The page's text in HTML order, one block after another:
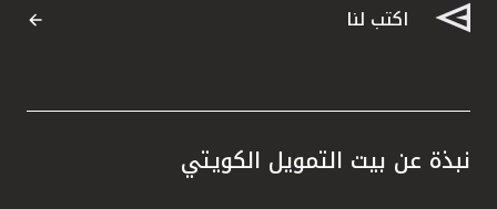
اكتب لنا
نبذة عن بيت التمويل الكويتي